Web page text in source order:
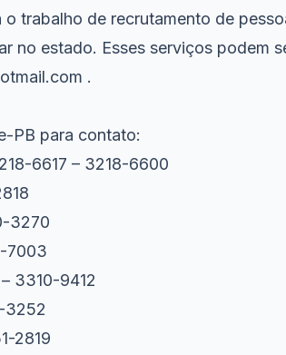
o trabalho de recrutamento de
no estado. Esses serviços podem
.
PB para contato:
6617 – 3218-6600
3270
7003
3310-9412
3252
2819